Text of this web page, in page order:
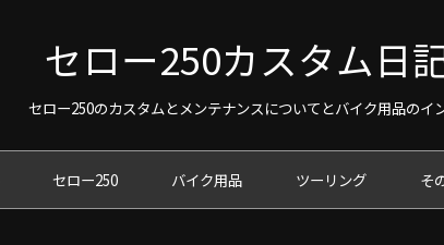
セロー250カスタム日
セロー250のカスタムとメンテナンスについてとバイク用品のイ
セロー250 バイク用品 ツーリング そ